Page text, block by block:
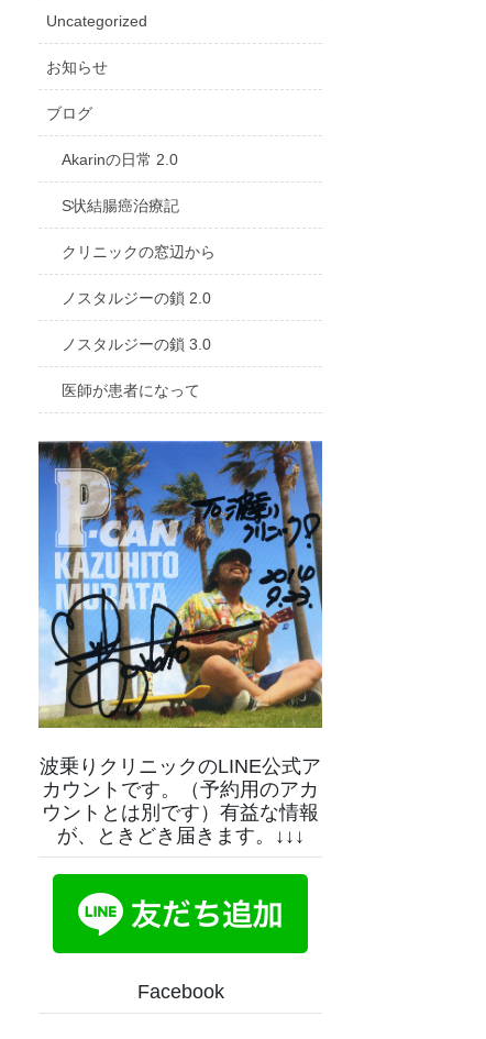
Uncategorized
お知らせ
ブログ
Akarinの日常 2.0
S状結腸癌治療記
クリニックの窓辺から
ノスタルジーの鎖 2.0
ノスタルジーの鎖 3.0
医師が患者になって
波乗りクリニックのLINE公式ア
カウントです。（予約用のアカ
ウントとは別です）有益な情報
が、ときどき届きます。↓↓↓
Facebook